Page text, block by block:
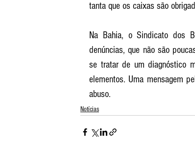
tanta que os caixas são
Na Bahia, o Sindicato dos
denúncias, que não são
se tratar de um diagnóstico
elementos. Uma mensagem
abuso.
Notícias